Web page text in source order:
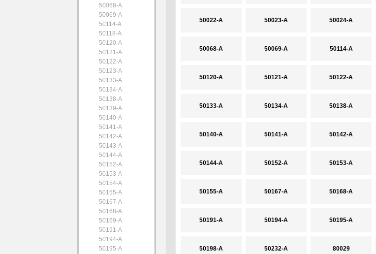
50022-A 50023-A 50024-A
50068-A 50069-A 50114-A
50120-A 50121-A 50122-A
50133-A 50134-A 50138-A
50140-A 50141-A 50142-A
50144-A 50152-A 50153-A
50155-A 50167-A 50168-A
50191-A 50194-A 50195-A
50198-A 50232-A 80029
50068-A
50069-A
50114-A
50118-A
50120-A
50121-A
50122-A
50123-A
50133-A
50134-A
50138-A
50139-A
50140-A
50141-A
50142-A
50143-A
50144-A
50152-A
50153-A
50154-A
50155-A
50167-A
50168-A
50169-A
50191-A
50194-A
50195-A